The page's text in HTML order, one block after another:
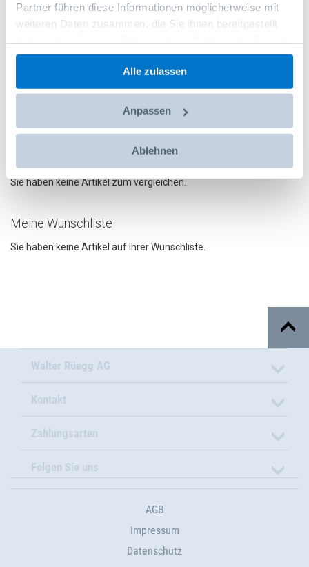
Partner führen diese Informationen möglicherweise mit
weiteren Daten zusammen, die Sie ihnen bereitgestellt
gesammelt haben.
Alle zulassen
Anpassen
Ablehnen
Artikelnr.: 6000000629 6,75 CHF
In den Warenkorb
Sie haben keine Artikel zum vergleichen.
Meine Wunschliste
Sie haben keine Artikel auf Ihrer Wunschliste.
Walter Rüegg AG
Kontakt
Zahlungsarten
Folgen Sie uns
AGB
Impressum
Datenschutz